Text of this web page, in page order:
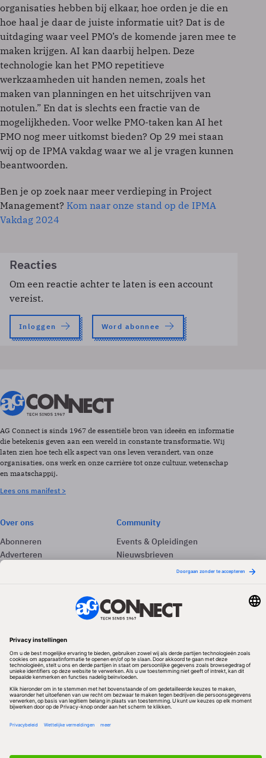
organisaties hebben bij elkaar, hoe orden je die en
hoe haal je daar de juiste informatie uit? Dat is de
uitdaging waar veel PMO’s de komende jaren mee te
maken krijgen. AI kan daarbij helpen. Deze
technologie kan het PMO repetitieve
werkzaamheden uit handen nemen, zoals het
maken van planningen en het uitschrijven van
notulen.” En dat is slechts een fractie van de
mogelijkheden. Voor welke PMO-taken kan AI het
PMO nog meer uitkomst bieden? Op 29 mei staan
wij op de IPMA vakdag waar we al je vragen kunnen
beantwoorden.
Ben je op zoek naar meer verdieping in Project
Management? Kom naar onze stand op de IPMA
Vakdag 2024
Reacties
Om een reactie achter te laten is een account
vereist.
Inloggen Word abonnee
AG Connect is sinds 1967 de essentiële bron van ideeën en informatie
die betekenis geven aan een wereld in constante transformatie. Wij
laten zien hoe tech elk aspect van ons leven verandert, van onze
organisaties, ons werk en onze carrière tot onze cultuur, wetenschap
en maatschappij.
Lees ons manifest >
Over ons
Abonneren
Adverteren
Community
Events & Opleidingen
Nieuwsbrieven
Redactionele partner
Privacy & Cookies